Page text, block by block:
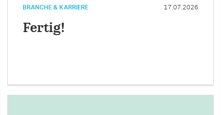
BRANCHE & KARRIERE 17.07.2026
Fertig!